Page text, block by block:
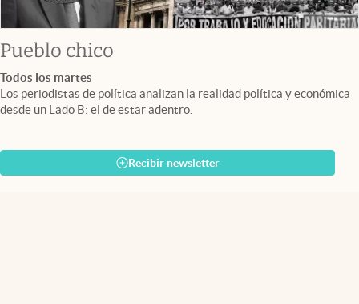
Pueblo chico
Todos los martes
Los periodistas de política analizan la realidad política y económica
desde un Lado B: el de estar adentro.
Recibir newsletter